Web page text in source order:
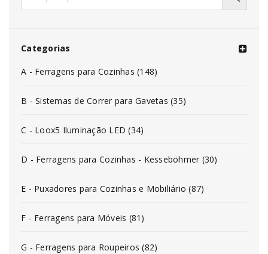
Categorias
A - Ferragens para Cozinhas (148)
B - Sistemas de Correr para Gavetas (35)
C - Loox5 Iluminação LED (34)
D - Ferragens para Cozinhas - Kesseböhmer (30)
E - Puxadores para Cozinhas e Mobiliário (87)
F - Ferragens para Móveis (81)
G - Ferragens para Roupeiros (82)